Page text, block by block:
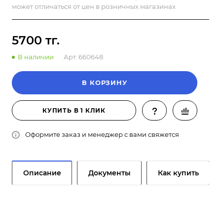
может отличаться от цен в розничных магазинах
5700 тг.
В наличии Арт. 660648
В КОРЗИНУ
КУПИТЬ В 1 КЛИК
Оформите заказ и менеджер с вами свяжется
Описание Документы Как купить